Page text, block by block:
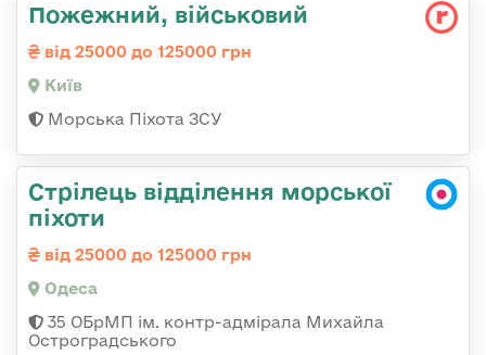
Пожежний, військовий
від 25000 до 125000 грн
Київ
Морська Піхота ЗСУ
Стрілець відділення морської
піхоти
від 25000 до 125000 грн
Одеса
35 ОБрМП ім. контр-адмірала Михайла
Остроградського